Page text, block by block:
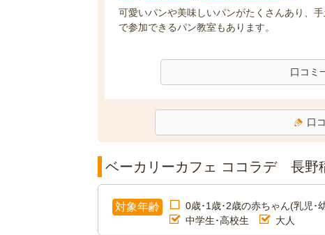
可愛いパンや美味しいパンがたくさんあり、
で参加できるパン教室もあります。
口コミ
口
ベーカリーカフェ ココラデ 長野
対象年齢 0歳･1歳･2歳の赤ちゃん(乳児･
中学生･高校生
大人